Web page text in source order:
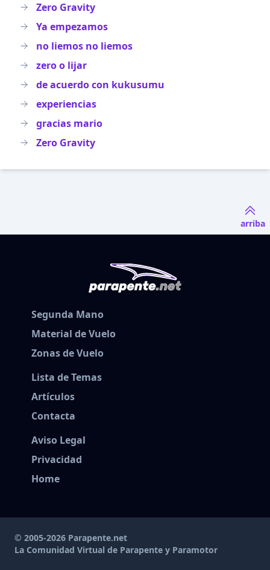
Zero Gravity
Ya empezamos
no liemos no liemos
zero o lijar
de acuerdo con kukusumu
experiencias
gracias mario
Zero Gravity
arriba
Segunda Mano
Material de Vuelo
Zonas de Vuelo
Lista de Temas
Artículos
Contacta
Aviso Legal
Privacidad
Home
© 2005-2026 Parapente.net
La Comunidad Virtual de Parapente y Paramotor